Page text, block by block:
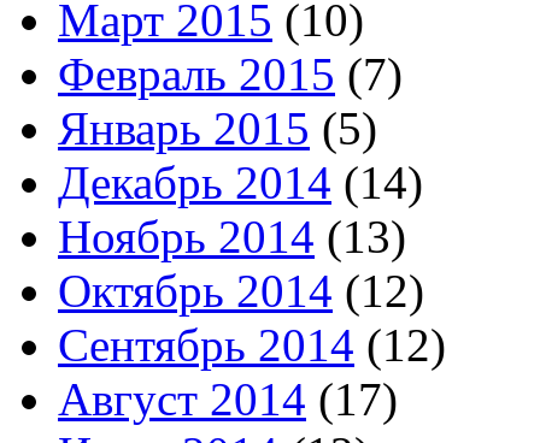
Март 2015 (10)
Февраль 2015 (7)
Январь 2015 (5)
Декабрь 2014 (14)
Ноябрь 2014 (13)
Октябрь 2014 (12)
Сентябрь 2014 (12)
Август 2014 (17)